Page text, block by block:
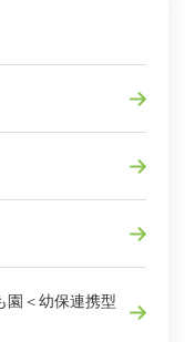
＜幼保連携型